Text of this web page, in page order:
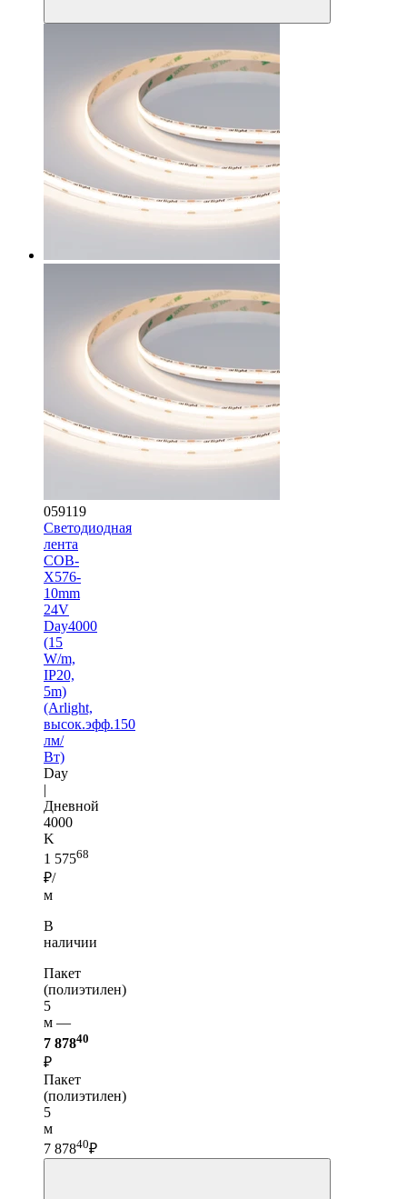
059119
Светодиодная
лента
COB-
X576-
10mm
24V
Day4000
(15
W/m,
IP20,
5m)
(Arlight,
высок.эфф.150
лм/
Вт)
Day
|
Дневной
4000
K
1 57568
₽/
м
В
наличии
Пакет
(полиэтилен)
5
м —
7 87840
₽
Пакет
(полиэтилен)
5
м
7 87840₽